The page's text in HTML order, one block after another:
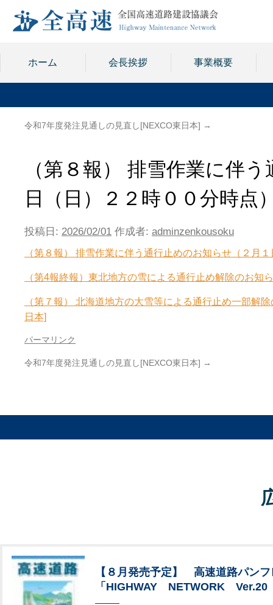
ホーム 会長挨拶 事業概要
令和7年度発注見通しの見直し[NEXCO東日本] →
（第８報） 排雪作業に伴
日（日）２２時００分時
投稿日: 2026/02/01 作成者: adminzenkousoku
（第８報） 排雪作業に伴う通行止めのお知らせ（２月
（第4報終報）東北地方の雪による通行止め解除のお知
（第７報） 北海道地方の大雪等による通行止め一部解
日本]
パーマリンク
令和7年度発注見通しの見直し[NEXCO東日本] →
【８月発売予定】 高速道路パンフ
「HIGHWAY NETWORK Ver.20